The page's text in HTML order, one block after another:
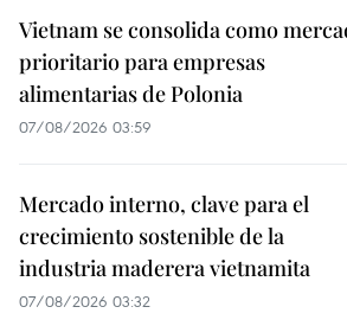
Vietnam se consolida como
prioritario para empresas
alimentarias de Polonia
07/08/2026 03:59
Mercado interno, clave para el
crecimiento sostenible de la
industria maderera vietnamita
07/08/2026 03:32